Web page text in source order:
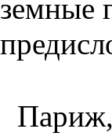
земные
Париж,